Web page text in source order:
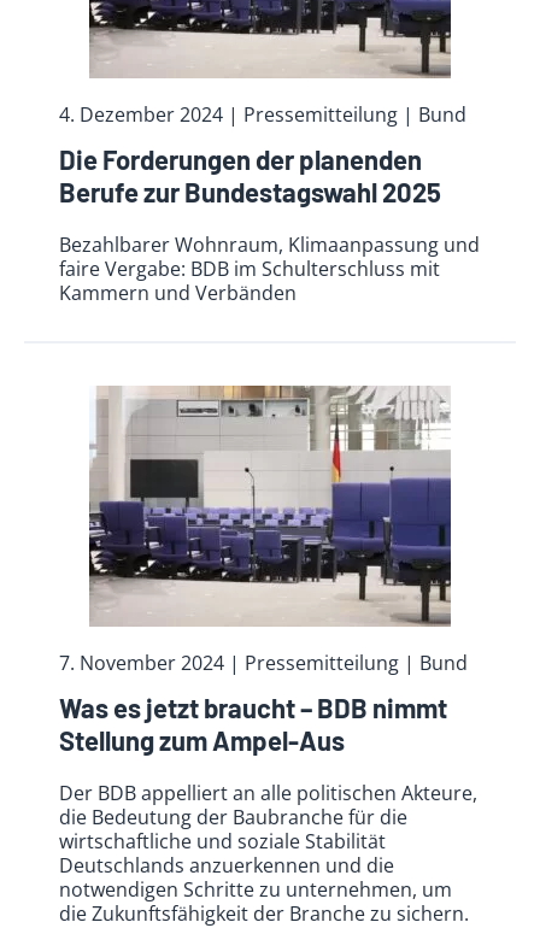
4. Dezember 2024 | Pressemitteilung | Bund
Die Forderungen der planenden
Berufe zur Bundestagswahl 2025
Bezahlbarer Wohnraum, Klimaanpassung und
faire Vergabe: BDB im Schulterschluss mit
Kammern und Verbänden
7. November 2024 | Pressemitteilung | Bund
Was es jetzt braucht – BDB nimmt
Stellung zum Ampel-Aus
Der BDB appelliert an alle politischen Akteure,
die Bedeutung der Baubranche für die
wirtschaftliche und soziale Stabilität
Deutschlands anzuerkennen und die
notwendigen Schritte zu unternehmen, um
die Zukunftsfähigkeit der Branche zu sichern.